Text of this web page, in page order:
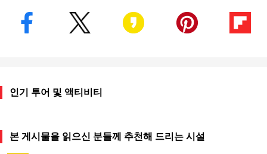
인기 투어 및 액티비티
본 게시물을 읽으신 분들께 추천해 드리는 시설